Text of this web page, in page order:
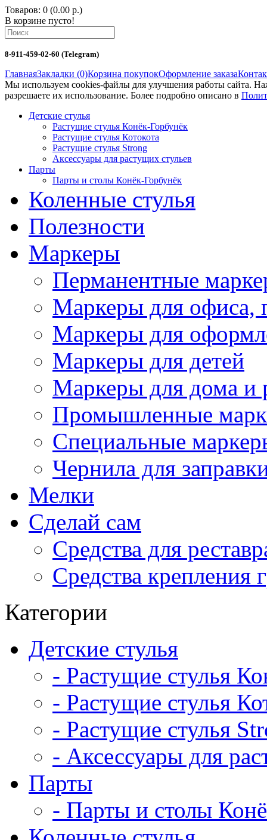
Товаров: 0 (0.00 р.)
В корзине пусто!
8-911-459-02-60 (Telegram)
ГлавнаяЗакладки (0)Корзина покупокОформление заказа
Мы используем cookies-файлы для улучшения работы сайта.
разрешаете их использование. Более подробно описано в
Детские стулья
Растущие стулья Конёк-Горбунёк
Растущие стулья Котокота
Растущие стулья Strong
Аксессуары для растущих стульев
Парты
Парты и столы Конёк-Горбунёк
Коленныe стулья
Полезности
Маркеры
Перманентные
Маркеры для офиса,
Маркеры для
Маркеры для детей
Маркеры для дома и
Промышленные
Специальные
Чернила для
Мелки
Сделай сам
Средства для
Средства крепления
Категории
Детские стулья
- Растущие стулья
- Растущие стулья
- Растущие стулья
- Аксессуары для
Парты
- Парты и столы